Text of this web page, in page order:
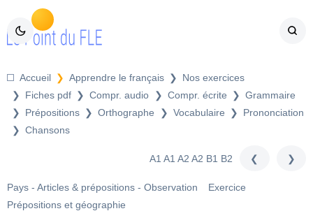
Compr. audio Compr. écrite
Grammaire
Prépositions
Orthographe Vocabulaire
Prononciation
Chansons
A1 A1 A2 A2 B1 B2 précédent
Pays - Articles & prépositions - Observation
Exercice
Prépositions et géographie